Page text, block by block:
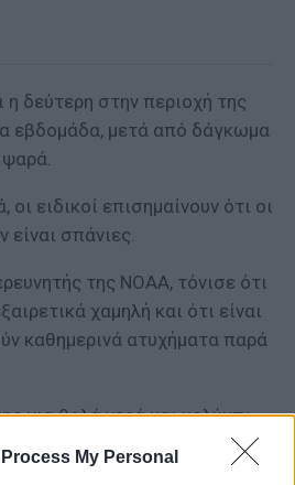
My Personal
η δεύτερη στην περιοχή της
εβδομάδα, μετά από δάγκωμα
ειδικοί επισημαίνουν ότι οι
είναι σπάνιες.
της NOAA, τόνισε ότι
χαμηλή και ότι είναι
καθημερινά ατυχήματα παρά
για θολά νερά και κολύμπι